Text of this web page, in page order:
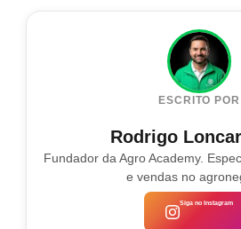
ESCRITO POR
Rodrigo
Fundador da Agro Academy.
e vendas no
Siga no Instagram